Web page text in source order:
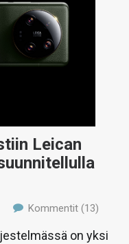
Leican
Kommentit (13)
on yksi